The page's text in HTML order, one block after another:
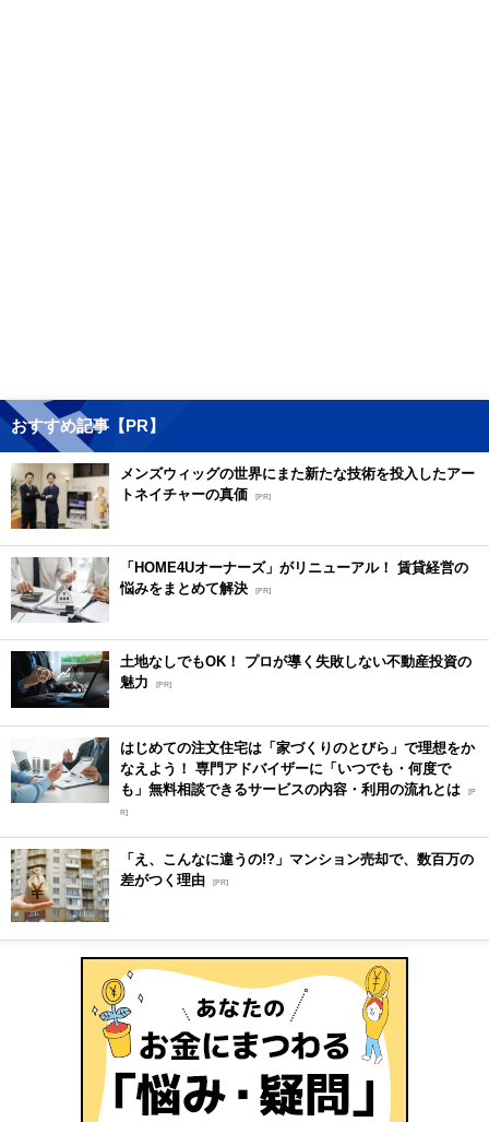
おすすめ記事【PR】
メンズウィッグの世界にまた新たな技術を投入したアー
トネイチャーの真価 [PR]
「HOME4Uオーナーズ」がリニューアル！ 賃貸経営の
悩みをまとめて解決 [PR]
土地なしでもOK！ プロが導く失敗しない不動産投資の
魅力
[PR]
はじめての注文住宅は「家づくりのとびら」で理想をか
なえよう！ 専門アドバイザーに「いつでも・何度で
も」無料相談できるサービスの内容・利用の流れとは [P
R]
「え、こんなに違うの!?」マンション売却で、数百万の
差がつく理由 [PR]